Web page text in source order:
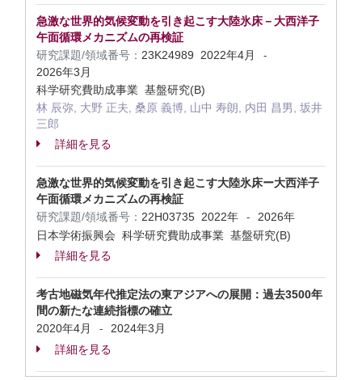
急激な世界的気候変動を引き起こす大陸氷床－大西洋子
午面循環メカニズムの再検証
研究課題/領域番号： 23K24989 2022年4月 -
2026年3月
科学研究費助成事業 基盤研究(B)
林 辰弥, 大野 正夫, 桑原 義博, 山中 寿朗, 内田 昌男, 坂井
三郎
詳細を見る
急激な世界的気候変動を引き起こす大陸氷床ー大西洋子
午面循環メカニズムの再検証
研究課題/領域番号： 22H03735 2022年 -
2026年
日本学術振興会 科学研究費助成事業 基盤研究(B)
詳細を見る
考古地磁気年代推定法の東アジアへの展開：過去3500年
間の新たな連続指標の確立
2020年4月
-
2024年3月
詳細を見る